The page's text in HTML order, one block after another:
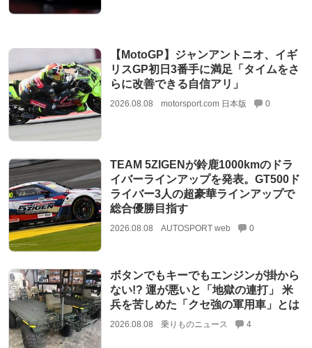
【MotoGP】ジャンアントニオ、イギ
リスGP初日3番手に満足「タイムをさ
らに改善できる自信アリ」
2026.08.08 motorsport.com 日本版 0
TEAM 5ZIGENが鈴鹿1000kmのドラ
イバーラインアップを発表。GT500ド
ライバー3人の超豪華ラインアップで
総合優勝目指す
2026.08.08 AUTOSPORT web 0
ボタンでもキーでもエンジンが掛から
ない!? 運が悪いと「地獄の連打」 米
兵を苦しめた「クセ強の軍用車」とは
2026.08.08 乗りものニュース 4